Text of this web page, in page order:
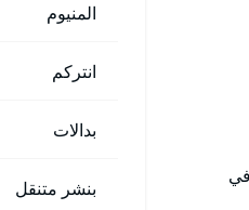
المنيوم
انتركم
بدالات
بنشر متنقل